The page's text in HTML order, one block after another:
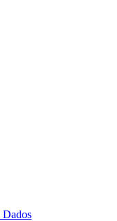
Dados